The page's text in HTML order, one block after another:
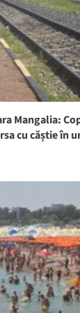
Mangalia:
cu căștie în